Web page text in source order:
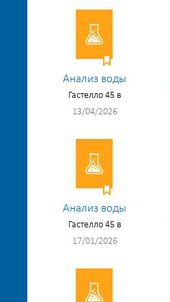
Анализ воды
Гастелло 45 в
13/04/2026
Анализ воды
Гастелло 45 в
17/01/2026